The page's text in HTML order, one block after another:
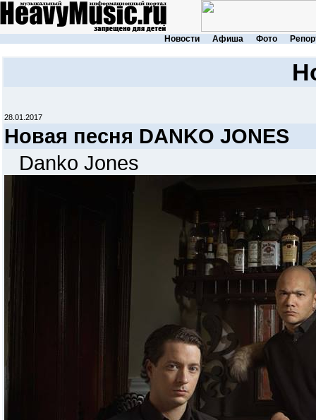
Новости Афиша Фото
28.01.2017
Новая песня DANKO JONES
Danko Jones